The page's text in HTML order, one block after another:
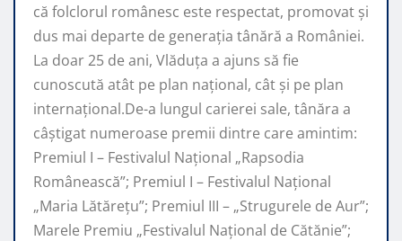
că folclorul românesc este respectat, promovat şi
dus mai departe de generaţia tânără a României.
La doar 25 de ani, Vlăduța a ajuns să fie
cunoscută atât pe plan naţional, cât şi pe plan
internaţional.De-a lungul carierei sale, tânăra a
câştigat numeroase premii dintre care amintim:
Premiul I – Festivalul Național „Rapsodia
Românească”; Premiul I – Festivalul Național
„Maria Lătărețu”; Premiul III – „Strugurele de Aur”;
Marele Premiu „Festivalul Național de Cătănie”;